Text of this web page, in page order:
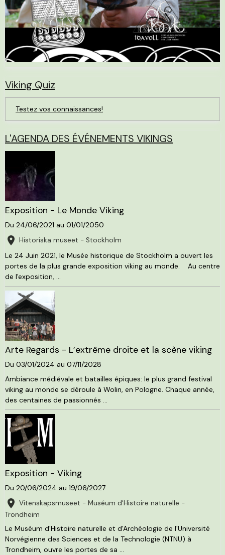
Viking Quiz
Testez vos connaissances!
L'AGENDA DES ÉVÉNEMENTS VIKINGS
Exposition - Le Monde Viking
Du 24/06/2021 au 01/01/2050
Historiska museet - Stockholm
Le 24 Juin 2021, le Musée historique de Stockholm a ouvert les
portes de la plus grande exposition viking au monde. Au centre
de l'exposition, ...
Arte Regards - L’extrême droite et la scène viking
Du 03/01/2024 au 07/11/2028
Ambiance médiévale et batailles épiques: le plus grand festival
viking au monde se déroule à Wolin, en Pologne. Chaque année,
des centaines de passionnés ...
Exposition - Viking
Du 20/06/2024 au 19/06/2027
Vitenskapsmuseet - Muséum d'Histoire naturelle -
Trondheim
Le Muséum d'Histoire naturelle et d'Archéologie de l'Université
Norvégienne des Sciences et de la Technologie (NTNU) à
Trondheim, ouvre les portes de sa ...